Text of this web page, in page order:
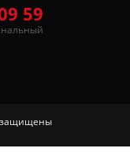
59
защищены